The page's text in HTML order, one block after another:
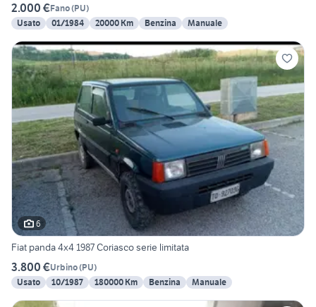
2.000 €Fano(PU)
Usato
01/1984 20000 Km Benzina Manuale
6
Fiat panda 4x4 1987 Coriasco serie limitata
3.800 €Urbino(PU)
Usato
10/1987 180000 Km Benzina Manuale